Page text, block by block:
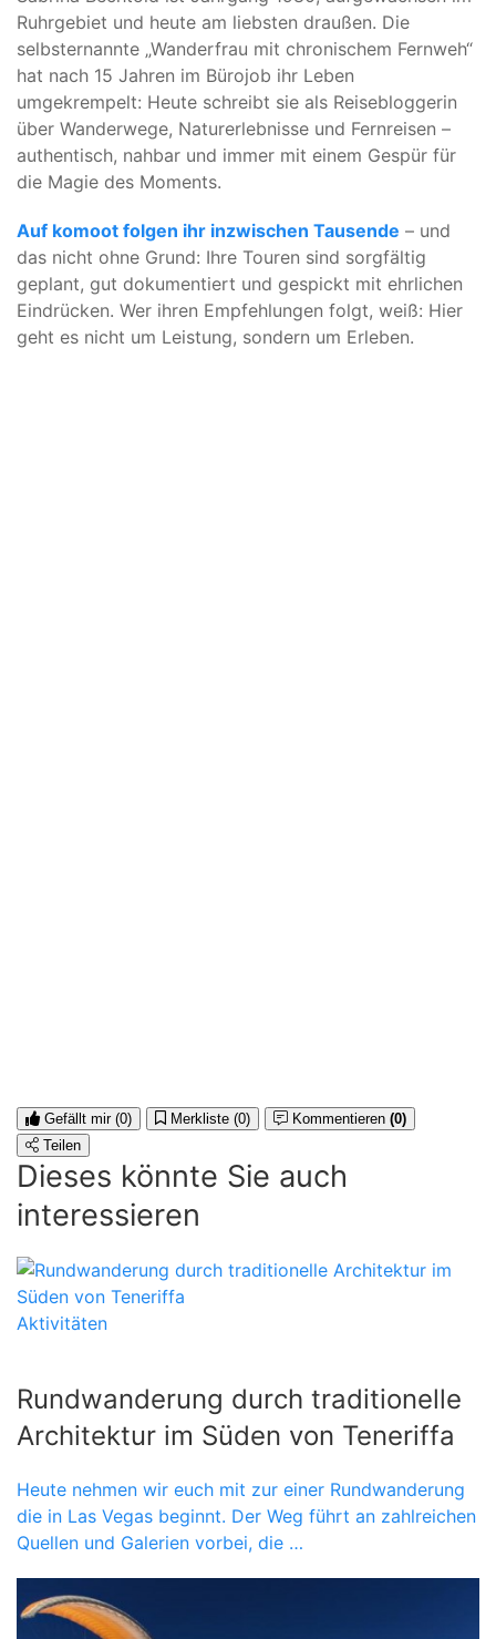
Ruhrgebiet und heute am liebsten draußen. Die
selbsternannte „Wanderfrau mit chronischem Fernweh“
hat nach 15 Jahren im Bürojob ihr Leben
umgekrempelt: Heute schreibt sie als Reisebloggerin
über Wanderwege, Naturerlebnisse und Fernreisen –
authentisch, nahbar und immer mit einem Gespür für
die Magie des Moments.
Auf komoot folgen ihr inzwischen Tausende – und
das nicht ohne Grund: Ihre Touren sind sorgfältig
geplant, gut dokumentiert und gespickt mit ehrlichen
Eindrücken. Wer ihren Empfehlungen folgt, weiß: Hier
geht es nicht um Leistung, sondern um Erleben.
Gefällt mir (0) Merkliste (0) Kommentieren (0)
Teilen
Dieses könnte Sie auch
interessieren
Aktivitäten
Rundwanderung durch traditionelle
Architektur im Süden von Teneriffa
Heute nehmen wir euch mit zur einer Rundwanderung
die in Las Vegas beginnt. Der Weg führt an zahlreichen
Quellen und Galerien vorbei, die …